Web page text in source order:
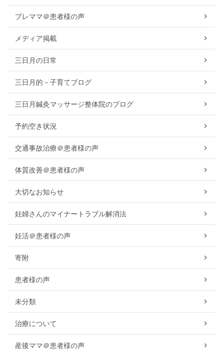
プレママ＠患者様の声
メディア掲載
三日月の日常
三日月的－子育てブログ
三日月鍼灸マッサージ整体院のブログ
予約空き状況
交通事故治療＠患者様の声
体質改善＠患者様の声
大切なお知らせ
妊婦さんのマイナートラブル解消法
妊活＠患者様の声
寄附
患者様の声
未分類
治療について
産後ママ＠患者様の声